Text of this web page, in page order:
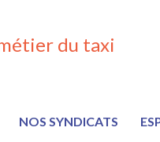
du taxi
NOS SYNDICATS